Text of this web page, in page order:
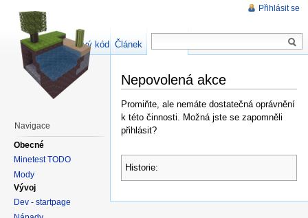
Nepovolená akce
Promiňte, ale nemáte dostatečná oprávnění
k této činnosti. Možná jste se zapomněli
přihlásit?
Historie:
Přihlásit se
Článek
Zdrojový kód stránky
Navigace
Obecné
Minetest TODO
Mody
Vývoj
Dev - startpage